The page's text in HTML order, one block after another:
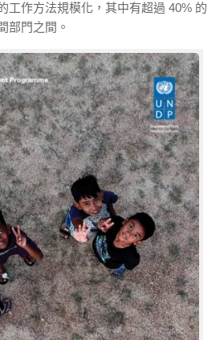
工作方法規模化，其中有超過 40% 的
部門之間。